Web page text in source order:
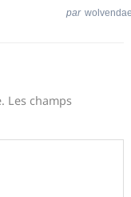
par
Les champs